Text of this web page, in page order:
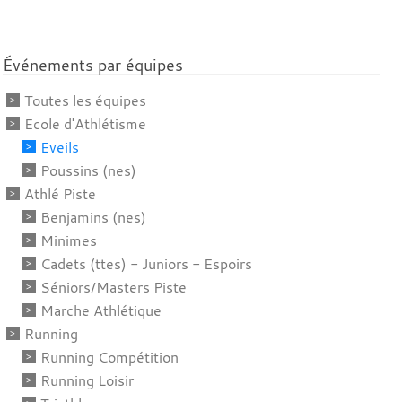
Événements par équipes
Toutes les équipes
Ecole d'Athlétisme
Eveils
Poussins (nes)
Athlé Piste
Benjamins (nes)
Minimes
Cadets (ttes) - Juniors - Espoirs
Séniors/Masters Piste
Marche Athlétique
Running
Running Compétition
Running Loisir